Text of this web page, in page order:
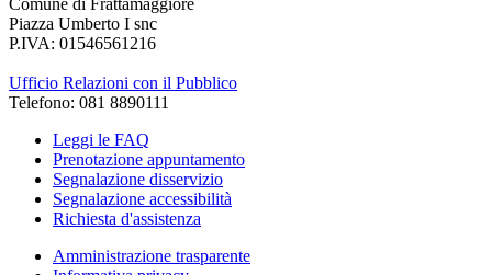
Comune di Frattamaggiore
Piazza Umberto I snc
P.IVA: 01546561216
Ufficio Relazioni con il Pubblico
Telefono: 081 8890111
Leggi le FAQ
Prenotazione appuntamento
Segnalazione disservizio
Segnalazione accessibilità
Richiesta d'assistenza
Amministrazione trasparente